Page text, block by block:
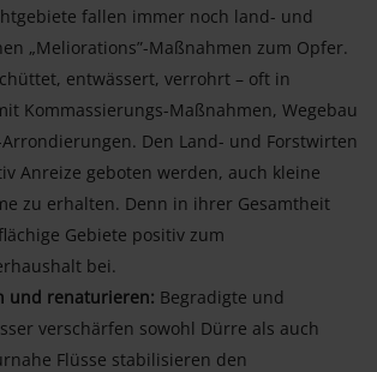
fallen immer noch land- und
„Meliorations”-Maßnahmen zum Opfer.
entwässert, verrohrt – oft in
Kommassierungs-Maßnahmen, Wegebau
Den Land- und Forstwirten
Anreize geboten werden, auch kleine
zu erhalten. Denn in ihrer Gesamtheit
Gebiete positiv zum
bei.
und renaturieren: Begradigte und
verschärfen sowohl Dürre als auch
Flüsse stabilisieren den